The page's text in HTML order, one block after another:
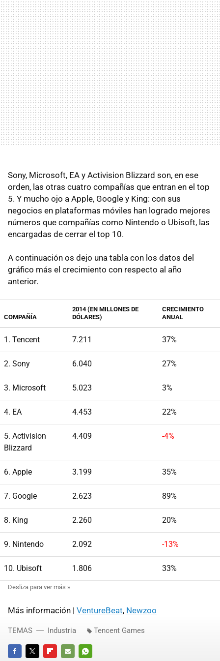
Sony, Microsoft, EA y Activision Blizzard son, en ese
orden, las otras cuatro compañías que entran en el top
5. Y mucho ojo a Apple, Google y King: con sus
negocios en plataformas móviles han logrado mejores
números que compañías como Nintendo o Ubisoft, las
encargadas de cerrar el top 10.
A continuación os dejo una tabla con los datos del
gráfico más el crecimiento con respecto al año
anterior.
COMPAÑÍA
2014 (EN MILLONES DE
DÓLARES)
CRECIMIENTO
ANUAL
1. Tencent 7.211 37%
2. Sony 6.040 27%
3. Microsoft 5.023 3%
4. EA 4.453 22%
5. Activision
Blizzard
4.409 -4%
6. Apple 3.199 35%
7. Google 2.623 89%
8. King 2.260 20%
9. Nintendo 2.092 -13%
10. Ubisoft 1.806 33%
Más información | VentureBeat, Newzoo
TEMAS Industria Tencent Games